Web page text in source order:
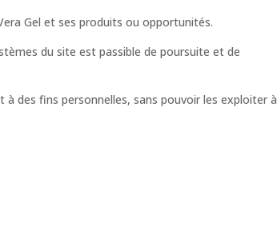
Gel et ses produits ou opportunités.
du site est passible de poursuite et de
des fins personnelles, sans pouvoir les exploiter à